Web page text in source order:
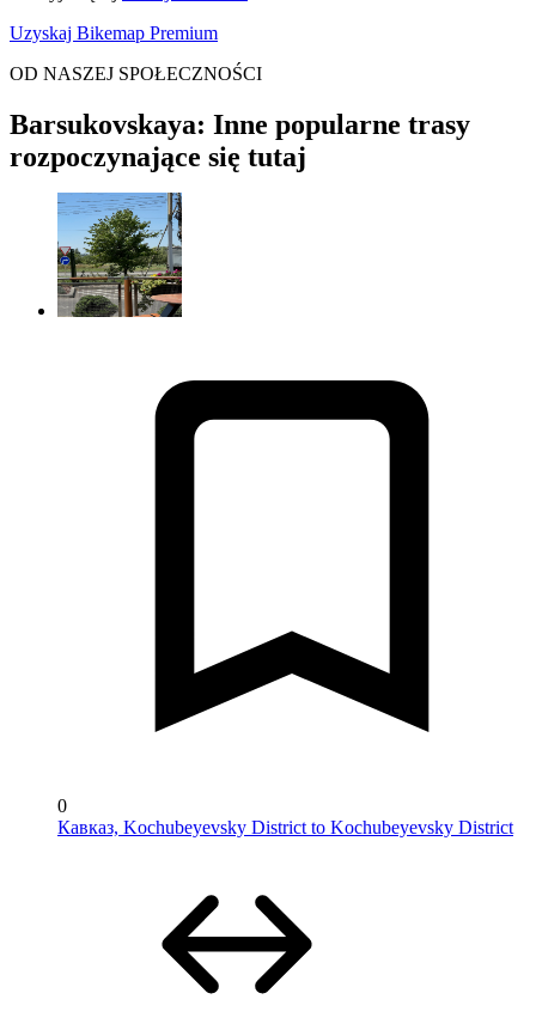
Uzyskaj Bikemap Premium
OD NASZEJ SPOŁECZNOŚCI
Barsukovskaya: Inne popularne trasy
rozpoczynające się tutaj
0
Кавказ, Kochubeyevsky District to Kochubeyevsky District